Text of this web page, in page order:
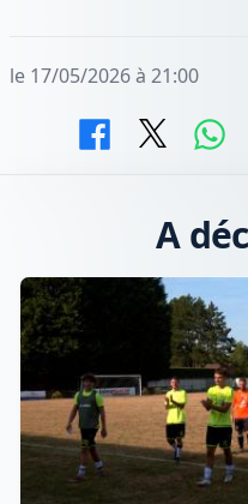
le 17/05/2026 à 21:00
A